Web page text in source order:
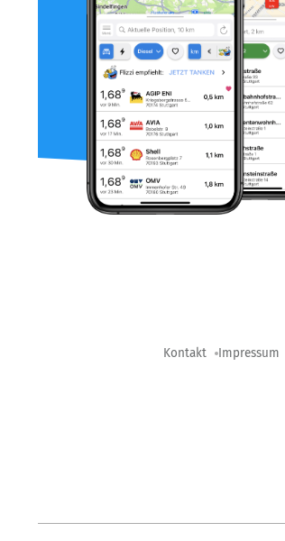
Kontakt Impressum